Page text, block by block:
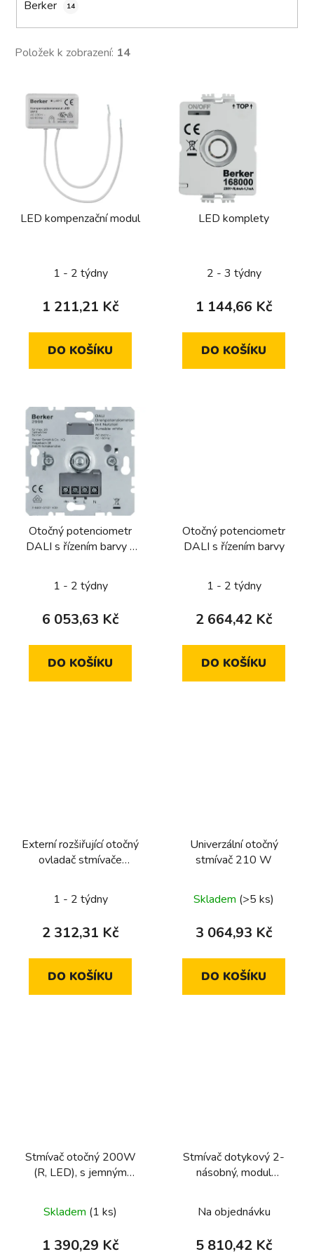
Berker 14
Položek k zobrazení: 14
LED kompenzační modul
1 - 2 týdny
1 211,21 Kč
DO KOŠÍKU
LED komplety
2 - 3 týdny
1 144,66 Kč
DO KOŠÍKU
Otočný potenciometr
DALI s řízením barvy a
napájecím zdrojem
1 - 2 týdny
6 053,63 Kč
DO KOŠÍKU
Otočný potenciometr
DALI s řízením barvy
1 - 2 týdny
2 664,42 Kč
DO KOŠÍKU
Externí rozšiřující otočný
ovladač stmívače
1 - 2 týdny
2 312,31 Kč
DO KOŠÍKU
Univerzální otočný
stmívač 210 W
Skladem (>5 ks)
3 064,93 Kč
DO KOŠÍKU
Stmívač otočný 200W
(R, LED), s jemným
Skladem (1 ks)
1 390,29 Kč
Stmívač dotykový 2-
násobný, modul
R,L,C, dom. elektronika
Na objednávku
5 810,42 Kč